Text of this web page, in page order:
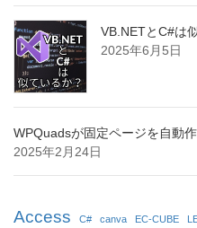
VB.NETとC#は
2025年6月5日
WPQuadsが固定ページを自動
2025年2月24日
Access C# canva EC-CUBE